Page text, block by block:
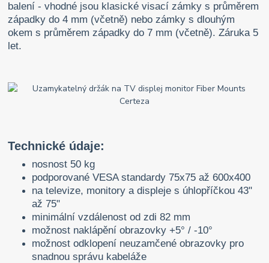
balení - vhodné jsou klasické visací zámky s průměrem
západky do 4 mm (včetně) nebo zámky s dlouhým
okem s průměrem západky do 7 mm (včetně). Záruka 5
let.
Technické údaje:
nosnost 50 kg
podporované VESA standardy 75x75 až 600x400
na televize, monitory a displeje s úhlopříčkou 43"
až 75"
minimální vzdálenost od zdi 82 mm
možnost naklápění obrazovky +5° / -10°
možnost odklopení neuzamčené obrazovky pro
snadnou správu kabeláže